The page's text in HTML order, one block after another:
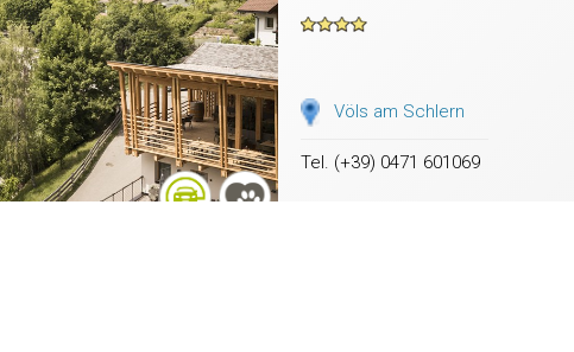
Völs am Schlern
Tel. (+39) 0471 601069